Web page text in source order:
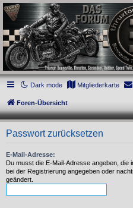
thruxton-
DAS FORUM! Alles rund um die
die New Bonneville Baureihen ab
Scrambler, Bobber, Speed Twin, Street
und Speedmaster.
Dark mode
Mitgliederkarte
Foren-Übersicht
Passwort zurücksetzen
E-Mail-Adresse:
Du musst die E-Mail-Adresse angeben, die
bei der Registrierung angegeben oder
geändert.